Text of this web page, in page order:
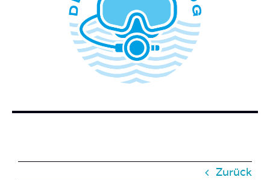
WER STECKT HINTER DEM TAUCHERBLOG?
BUCH BESTELLEN
Zurück